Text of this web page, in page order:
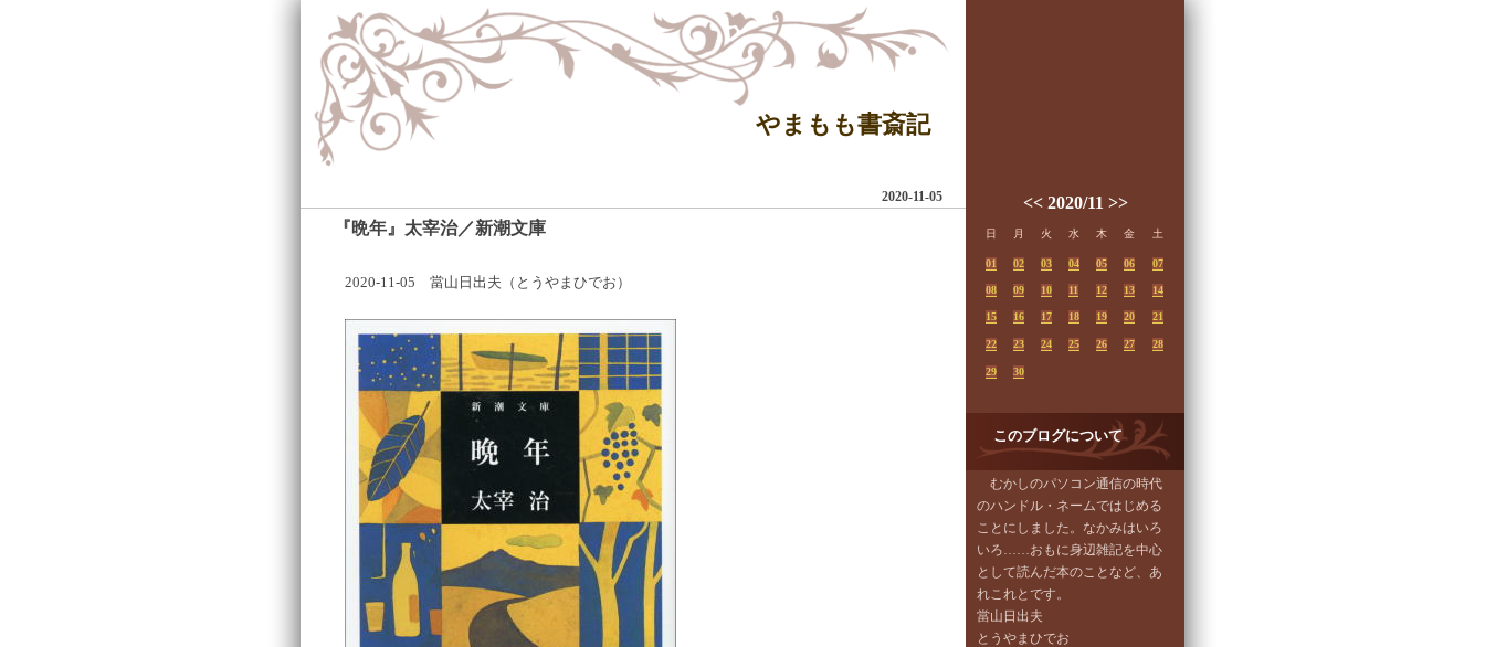
やまもも書斎記
『晩年』太宰治／新潮文庫
2020-11-05
2020-11-05 當山日出夫（とうやまひでお）
<< 2020/11 >>
日 月 火 水 木 金 土
01 02 03 04 05 06 07
08 09 10 11 12 13 14
15 16 17 18 19 20 21
22 23 24 25 26 27 28
29 30
このブログについて
むかしのパソコン通信の時代
のハンドル・ネームではじめる
ことにしました。なかみはいろ
いろ……おもに身辺雑記を中心
として読んだ本のことなど、あ
れこれとです。
當山日出夫
とうやまひでお